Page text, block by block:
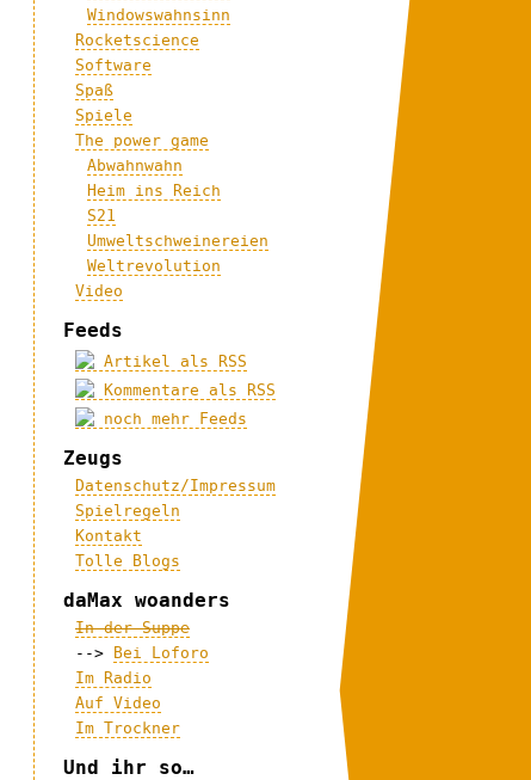
Windowswahnsinn
Rocketscience
Software
Spaß
Spiele
The power game
Abwahnwahn
Heim ins Reich
S21
Umweltschweinereien
Weltrevolution
Video
Feeds
Artikel als RSS
Kommentare als RSS
noch mehr Feeds
Zeugs
Datenschutz/Impressum
Spielregeln
Kontakt
Tolle Blogs
daMax woanders
In der Suppe
-->
Bei Loforo
Im Radio
Auf Video
Im Trockner
Und ihr so…